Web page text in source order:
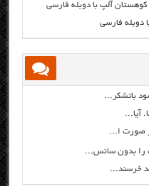
آلپ با دوبله فارسی
باتشکر...
آیا...
صورت ا...
خرسند...